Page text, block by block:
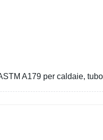
A179 per caldaie,